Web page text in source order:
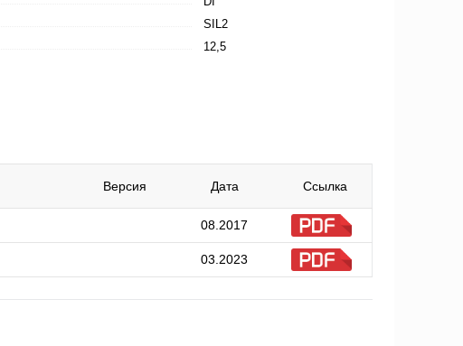
SIL2
12,5
Версия Дата Ссылка
08.2017
03.2023